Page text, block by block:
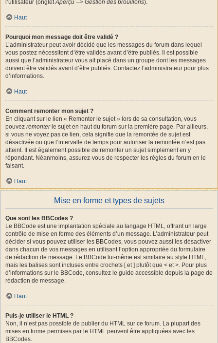
l’utilisateur (ongletAperçu --> Gestion des brouillons).
Haut
Pourquoi mon message doit être validé ?
L’administrateur peut avoir décidé que les messages du forum dans lequel
vous postez nécessitent d’être validés avant d’être publiés. Il est possible
aussi que l’administrateur vous ait placé dans un groupe dont les messages
doivent être validés avant d’être publiés. Contactez l’administrateur pour plus
d’informations.
Haut
Comment remonter mon sujet ?
En cliquant sur le lien « Remonter le sujet » lors de sa consultation, vous
pouvez remonterle sujet en haut du forum sur la première page. Par ailleurs,
si vous ne voyez pas ce lien, cela signifie que la remontée de sujet est
désactivée ou que l’intervalle de temps pour autoriser la remontée n’est pas
atteint. Il est également possible de remonter un sujet simplement en y
répondant. Néanmoins, assurez-vous de respecter les règles du forum en le
faisant.
Haut
Mise en forme et types de sujets
Que sont les BBCodes ?
Le BBCode est une implantation spéciale au langage HTML, offrant un large
contrôle de mise en forme des éléments d’un message. L’administrateur peut
décider si vous pouvez utiliser les BBCodes, vous pouvez aussi les désactiver
dans chacun de vos messages en utilisant l’option appropriée du formulaire
de rédaction de message. Le BBCode lui-même est similaire au style HTML,
mais les balises sont incluses entre crochets [ et ] plutôt que < et >. Pour plus
d’informations sur le BBCode, consultez le guide accessible depuis la page de
rédaction de message.
Haut
Puis-je utiliser le HTML ?
Non, il n’est pas possible de publier du HTML sur ce forum. La plupart des
mises en forme permises par le HTML peuvent être appliquées avec les
BBCodes.